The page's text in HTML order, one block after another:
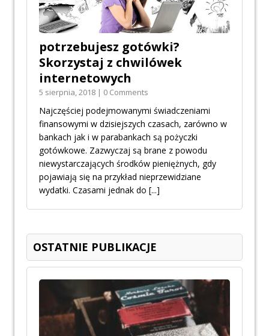
potrzebujesz gotówki?
Skorzystaj z chwilówek
internetowych
5 sierpnia, 2018 | 0 Comments
Najczęściej podejmowanymi świadczeniami
finansowymi w dzisiejszych czasach, zarówno w
bankach jak i w parabankach są pożyczki
gotówkowe. Zazwyczaj są brane z powodu
niewystarczających środków pieniężnych, gdy
pojawiają się na przykład nieprzewidziane
wydatki. Czasami jednak do [...]
OSTATNIE PUBLIKACJE